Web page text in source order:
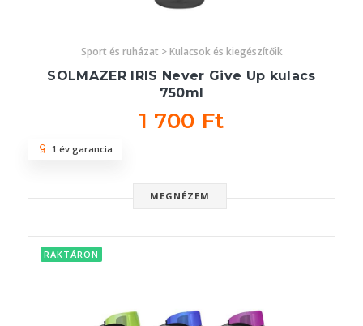
Sport és ruházat > Kulacsok és kiegészítőik
SOLMAZER IRIS Never Give Up kulacs
750ml
1 700 Ft
MEGNÉZEM
1 év garancia
RAKTÁRON